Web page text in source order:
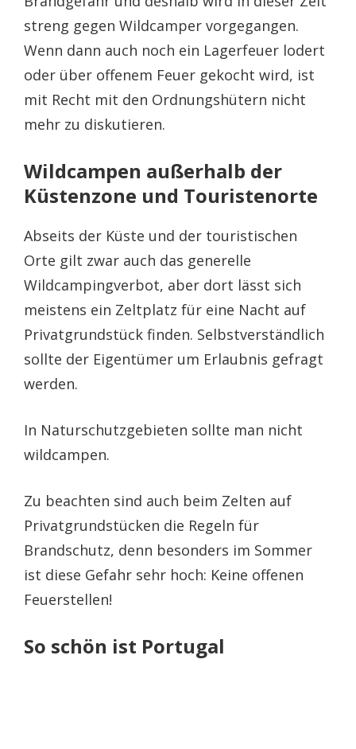
streng gegen Wildcamper vorgegangen.
Wenn dann auch noch ein Lagerfeuer lodert
oder über offenem Feuer gekocht wird, ist
mit Recht mit den Ordnungshütern nicht
mehr zu diskutieren.
Wildcampen außerhalb der
Küstenzone und Touristenorte
Abseits der Küste und der touristischen
Orte gilt zwar auch das generelle
Wildcampingverbot, aber dort lässt sich
meistens ein Zeltplatz für eine Nacht auf
Privatgrundstück finden. Selbstverständlich
sollte der Eigentümer um Erlaubnis gefragt
werden.
In Naturschutzgebieten sollte man nicht
wildcampen.
Zu beachten sind auch beim Zelten auf
Privatgrundstücken die Regeln für
Brandschutz, denn besonders im Sommer
ist diese Gefahr sehr hoch: Keine offenen
Feuerstellen!
So schön ist Portugal